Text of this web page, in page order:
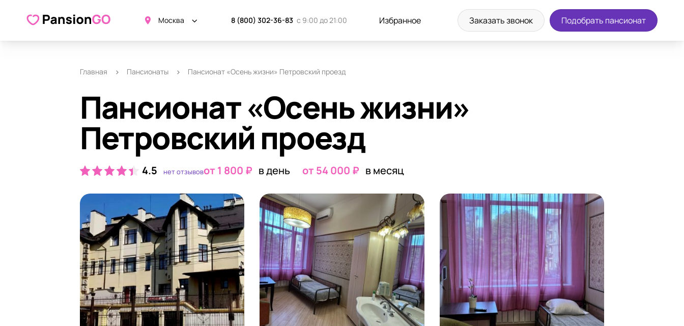
Москва 8 (800) 302-36-83 с 9:00 до 21:00 Избранное Заказать звонок Подобрать пансионат
О пансионате Запись на экскурсию 8 (800) 302-36-83
Главная Пансионаты Пансионат «Осень жизни» Петровский проезд
Пансионат «Осень жизни»
Петровский проезд
4.5 нет отзывовот 1 800 ₽ в день от 54 000 ₽ в месяц